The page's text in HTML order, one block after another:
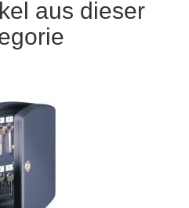
aus dieser